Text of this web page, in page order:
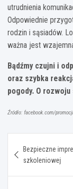
utrudnienia
Odpowiednie
rodzin i sąsiadów.
ważna jest
Bądźmy czujni i
oraz szybka
pogody. O
Źródło: facebook.com/
wpisu
Bezpieczne
szkoleniowej